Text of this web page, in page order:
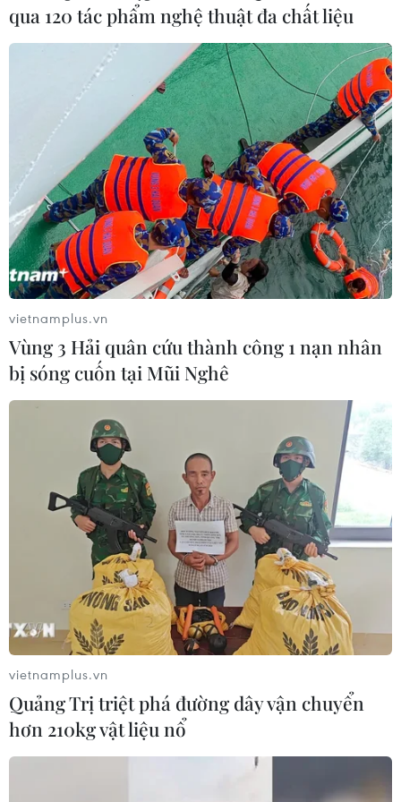
qua 120 tác phẩm nghệ thuật đa chất liệu
vietnamplus.vn
Vùng 3 Hải quân cứu thành công 1 nạn nhân
bị sóng cuốn tại Mũi Nghê
vietnamplus.vn
Quảng Trị triệt phá đường dây vận chuyển
hơn 210kg vật liệu nổ